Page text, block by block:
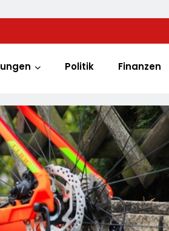
Politik Finanzen